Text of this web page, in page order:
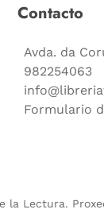
Contacto
Avda. da
982254063
Formulario
la Lectura.